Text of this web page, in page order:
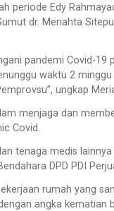
periode Edy
dr. Meriahta
pandemi Covid-19
waktu 2
ungkap
menjaga dan
Covid.
tenaga medis
DPD PDI
rumah yang
angka kematian